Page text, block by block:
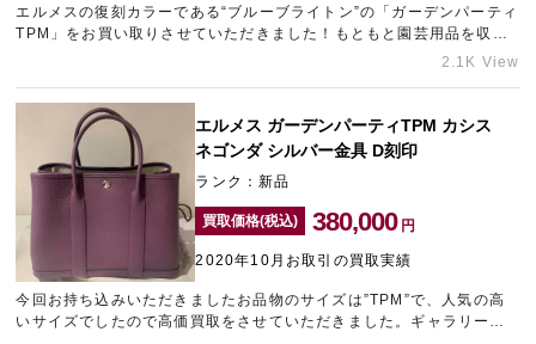
エルメスの復刻カラーである“ブルーブライトン”の「ガーデンパーティ
TPM」をお買い取りさせていただきました！もともと園芸用品を収納
して持ち運ぶためにデザインされたガーデンパーティ。現在では、収
2.1K View
エルメス ガーデンパーティTPM カシス
ネゴンダ シルバー金具 D刻印
ランク：新品
買取価格(税込) 380,000 円
2020年10月お取引の買取実績
今回お持ち込みいただきましたお品物のサイズは”TPM”で、人気の高
いサイズでしたので高価買取をさせていただきました。ギャラリーレ